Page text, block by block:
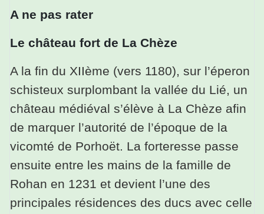
A ne pas rater
Le château fort de La Chèze
A la fin du XIIème (vers 1180), sur l’éperon
schisteux surplombant la vallée du Lié, un
château médiéval s’élève à La Chèze afin
de marquer l’autorité de l’époque de la
vicomté de Porhoët. La forteresse passe
ensuite entre les mains de la famille de
Rohan en 1231 et devient l’une des
principales résidences des ducs avec celle